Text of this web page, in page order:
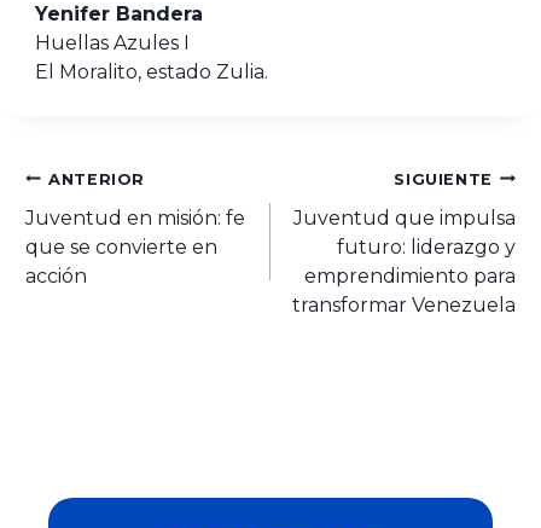
Yenifer Bandera
Huellas Azules I
El Moralito, estado Zulia.
ANTERIOR
Juventud en misión: fe
que se convierte en
acción
SIGUIENTE
Juventud que impulsa
futuro: liderazgo y
emprendimiento para
transformar Venezuela